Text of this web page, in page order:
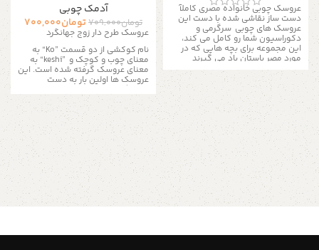
عروسک چوبی خانواده مصری کاملآ
دست ساز نقاشی شده با دست این
عروسک های چوبی سرگرمی و
دکوراسیون شما رو کامل می کند،
این مجموعه برای بچه هایی که در
مورد مصر باستان یاد می گیرند
مناسب است. آنها یک اسباب بازی
تخیلی بزرگ هستند، فرزند شما می
تواند ساعت های بازی با این عروسک
ها را به هم بزند.
عروسک عرضه می شود.محصول :
عروسک چوبی جنس : چوب ساده
روشن اندازه : طول ۸ الی ۹ سانتی متر
عرض ۳ الی ۴ سانتی متر رنگ :
نقاشی شده با لایه نیم پلی استر برای
رنگ آمیزی آسان برای اطلاعات بیشتر
از طریق دایرکت و یا به شماره
09357478096 از طریق واتساپ و
تلگرام پیام بدید لطفا توجه داشته
باشید که به دلیل اختصاصی و دست
ساز بودن مجموعه های چوبی
است در ابعاد بسیار کم متفاوت
آدمک چوبی
تومان709,000تومان700,000
عروسک طرح دار زوج جهانگرد
نام کوکشی از دو قسمت “Ko” به
معنای چوب و کوچک و “keshi” به
معنای عروسک گرفته شده است. این
عروسک ها اولین بار به دست
صنعتگران زائو ساخته شده است. این
روش منحصر به فرد عروسک سازی به
سرعت تا منطقه توهوکو که یک
منطقه دارای چشمه های آبگرم است،
گسترش یافت. بررسی ها نشان می
دهد که اولین عروسک های کوکشی
میلادی ساخته شده و به بازدید
کنندگان و توریست ها ی چشمه های
آب گرم در شمال شرقی ژاپن فروخته
می شدند.
سازنده کوکشی احساسات خود را با
کوکشی مبتنی بر اصل بیان زیبایی از